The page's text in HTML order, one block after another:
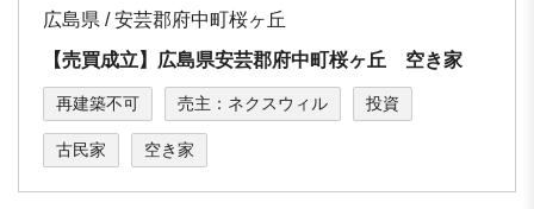
広島県 / 安芸郡府中町桜ヶ丘
【売買成立】広島県安芸郡府中町桜ヶ丘 空き家
再建築不可 売主：ネクスウィル 投資
古民家 空き家